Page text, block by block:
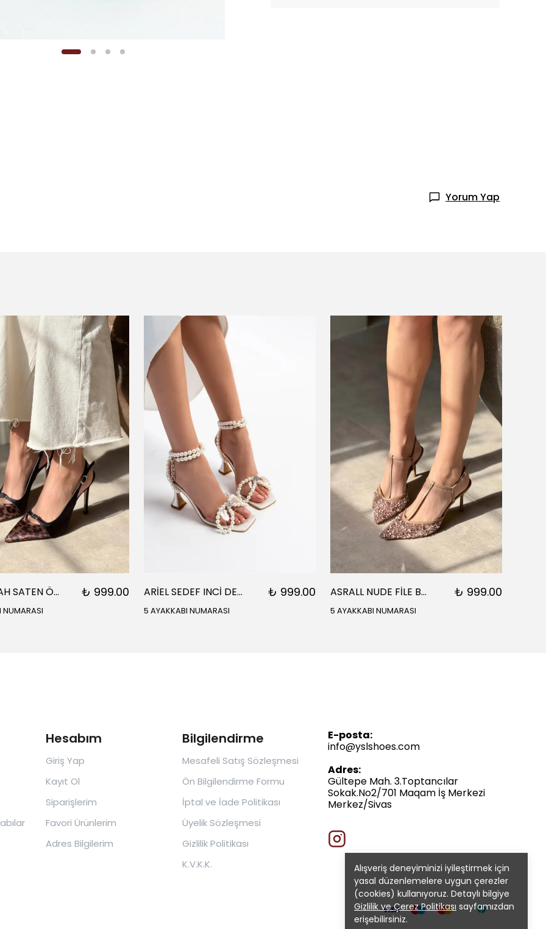
Alışveriş deneyiminizi iyileştirmek için
yasal düzenlemelere uygun çerezler
(cookies) kullanıyoruz. Detaylı bilgiye
Gizlilik ve Çerez Politikası sayfamızdan
erişebilirsiniz.
Yorum Yap
ARES SİYAH SATEN ÖNÜ SARI SİYAH DETAYLI BİLEK BAĞLI KADIN TOPUKLU AYAKKABI ₺ 999.00
NUMARASI
ARİEL SEDEF INCİ DETAY BİLEK BAĞLI KADIN TOPUKLU SANDALET ₺ 999.00
5 AYAKKABI NUMARASI
ASRALL NUDE FİLE BONCUK DETAYLI SİVRİ BURUN BİLEK BAĞLI KADIN TOPUKLU ₺ 999.00
5 AYAKKABI NUMARASI
Hesabım
Giriş Yap
Kayıt Ol
Siparişlerim
Favori Ürünlerim
Adres Bilgilerim
Bilgilendirme
Mesafeli Satış Sözleşmesi
Ön Bilgilendirme Formu
İptal ve İade Politikası
Üyelik Sözleşmesi
Gizlilik Politikası
K.V.K.K.
E-posta:
info@yslshoes.com
Adres:
Gültepe Mah. 3.Toptancılar
Sokak.No2/701 Maqam İş Merkezi
Merkez/Sivas